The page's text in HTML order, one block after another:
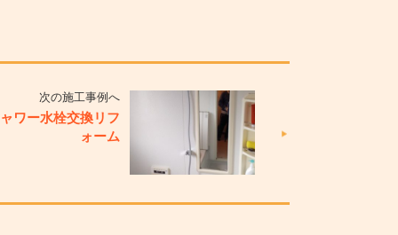
次の施工事例へ
ワー水栓交換リフ
ォーム